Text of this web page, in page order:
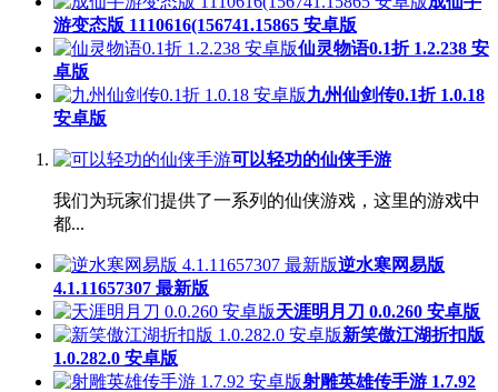
游变态版 1110616(156741.15865 安卓版
仙灵物语0.1折 1.2.238 安
卓版
九州仙剑传0.1折 1.0.18
安卓版
可以轻功的仙侠手游
我们为玩家们提供了一系列的仙侠游戏，这里的游戏中
都...
逆水寒网易版
4.1.11657307 最新版
天涯明月刀 0.0.260 安卓版
新笑傲江湖折扣版
1.0.282.0 安卓版
射雕英雄传手游 1.7.92